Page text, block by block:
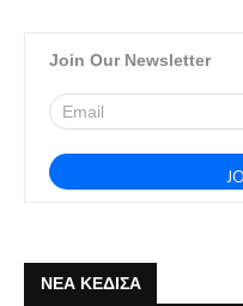
Join Our Newsletter
ΝΕΑ ΚΕΔΙΣΑ